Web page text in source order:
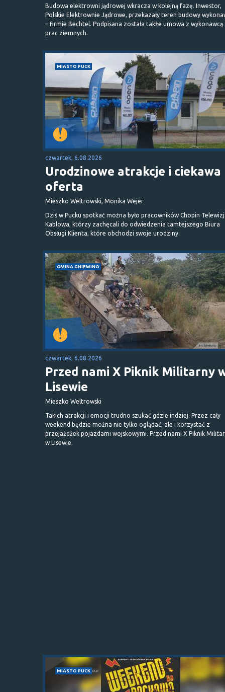
Budowa elektrowni jądrowej wkracza w kolejną fazę. Inwestor,
Polskie Elektrownie Jądrowe, przekazały teren budowy
– firmie Bechtel. Podpisana została także umowa z wykonawcą
prac ziemnych.
MIASTO PUCK
czwartek, 6.08.2026
Urodzinowe atrakcje i ciekawa
oferta
Mieszko Weltrowski, Monika Wejer
Dziś w Pucku spotkać można było pracowników Chopin
Kablowa, którzy zachęcali do odwiedzenia tamtejszego Biura
Obsługi Klienta, które obchodzi swoje urodziny.
GMINA GNIEWINO
czwartek, 6.08.2026
Przed nami X Piknik Militarny
Lisewie
Mieszko Weltrowski
Takich atrakcji i emocji trudno szukać gdzie indziej. Przez cały
weekend będzie można nie tylko oglądać, ale i korzystać z
przejażdżek pojazdami wojskowymi. Przed nami X Piknik
w Lisewie.
MIASTO PUCK